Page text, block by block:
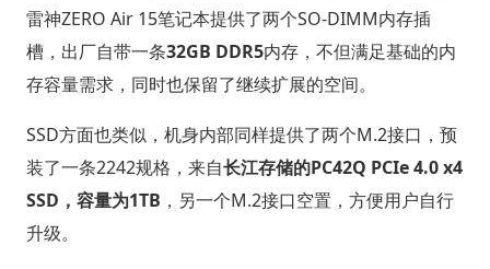
雷神ZERO Air 15笔记本提供了两个SO-DIMM内存插
槽，出厂自带一条32GB DDR5内存，不但满足基础的内
存容量需求，同时也保留了继续扩展的空间。
SSD方面也类似，机身内部同样提供了两个M.2接口，预
装了一条2242规格，来自长江存储的PC42Q PCIe 4.0 x4
SSD，容量为1TB ，另一个M.2接口空置，方便用户自行
升级。